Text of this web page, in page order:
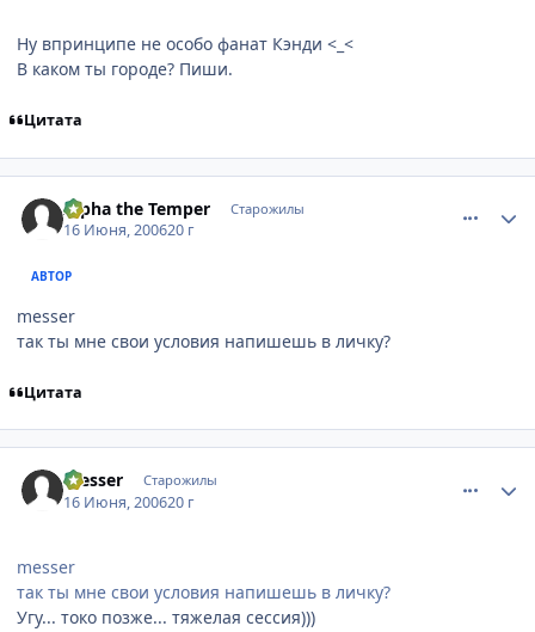
Ну впринципе не особо фанат Кэнди <_<
В каком ты городе? Пиши.
Цитата
Alpha the Temper Старожилы
16 Июня, 200620 г
АВТОР
messer
так ты мне свои условия напишешь в личку?
Цитата
messer Старожилы
16 Июня, 200620 г
messer
так ты мне свои условия напишешь в личку?
Угу... токо позже... тяжелая сессия)))